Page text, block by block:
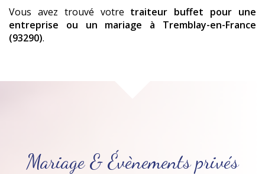
Vous avez trouvé votre traiteur buffet pour une
entreprise ou un mariage
à Tremblay-en-France
(93290).
Mariage & Évènements privés